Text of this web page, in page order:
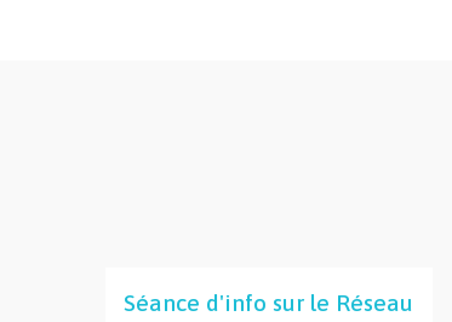
Séance d'info sur le Réseau